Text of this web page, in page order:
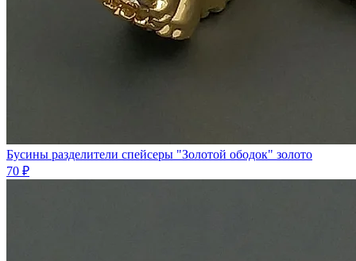
Бусины разделители спейсеры "Золотой ободок" золото
70 ₽